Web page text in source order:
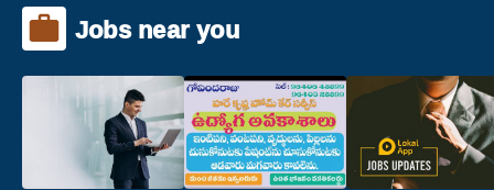
Jobs near you